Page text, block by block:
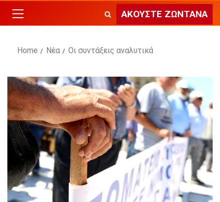
ΑΚΟΎΣΤΕ ΖΩΝΤΑΝΆ
Home Νέα Οι συντάξεις αναλυτικά